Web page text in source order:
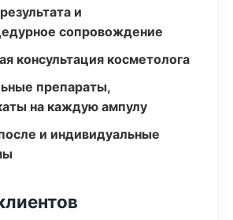
и
сопровождение
консультация косметолога
препараты,
на каждую ампулу
и индивидуальные